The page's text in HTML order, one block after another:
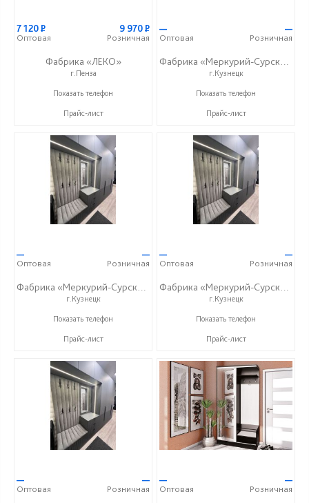
7 120Р
Оптовая
9 970Р
Розничная
Фабрика «ЛЕКО»
г.Пенза
+7 (800) 222-93-90
Показать телефон
Прайс-лист
—
Оптовая
—
Розничная
Фабрика «Меркурий-Сурский»
г.Кузнецк
+7 (8415) 73-05-06
Показать телефон
Прайс-лист
—
Оптовая
—
Розничная
Фабрика «Меркурий-Сурский»
г.Кузнецк
+7 (8415) 73-05-06
Показать телефон
Прайс-лист
—
Оптовая
—
Розничная
Фабрика «Меркурий-Сурский»
г.Кузнецк
+7 (8415) 73-05-06
Показать телефон
Прайс-лист
—
Оптовая
—
Розничная
—
Оптовая
—
Розничная